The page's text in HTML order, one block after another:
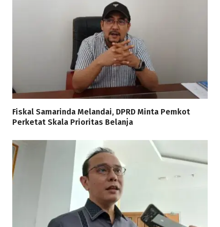
Fiskal Samarinda Melandai, DPRD Minta Pemkot
Perketat Skala Prioritas Belanja